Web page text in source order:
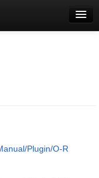
Plugin/O-R